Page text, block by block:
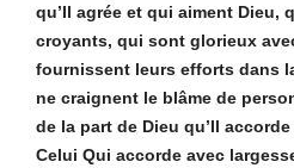
qu’Il agrée et qui aiment Dieu,
croyants, qui sont glorieux
fournissent leurs efforts dans
ne craignent le blâme de
de la part de Dieu qu’Il
Celui Qui accorde avec